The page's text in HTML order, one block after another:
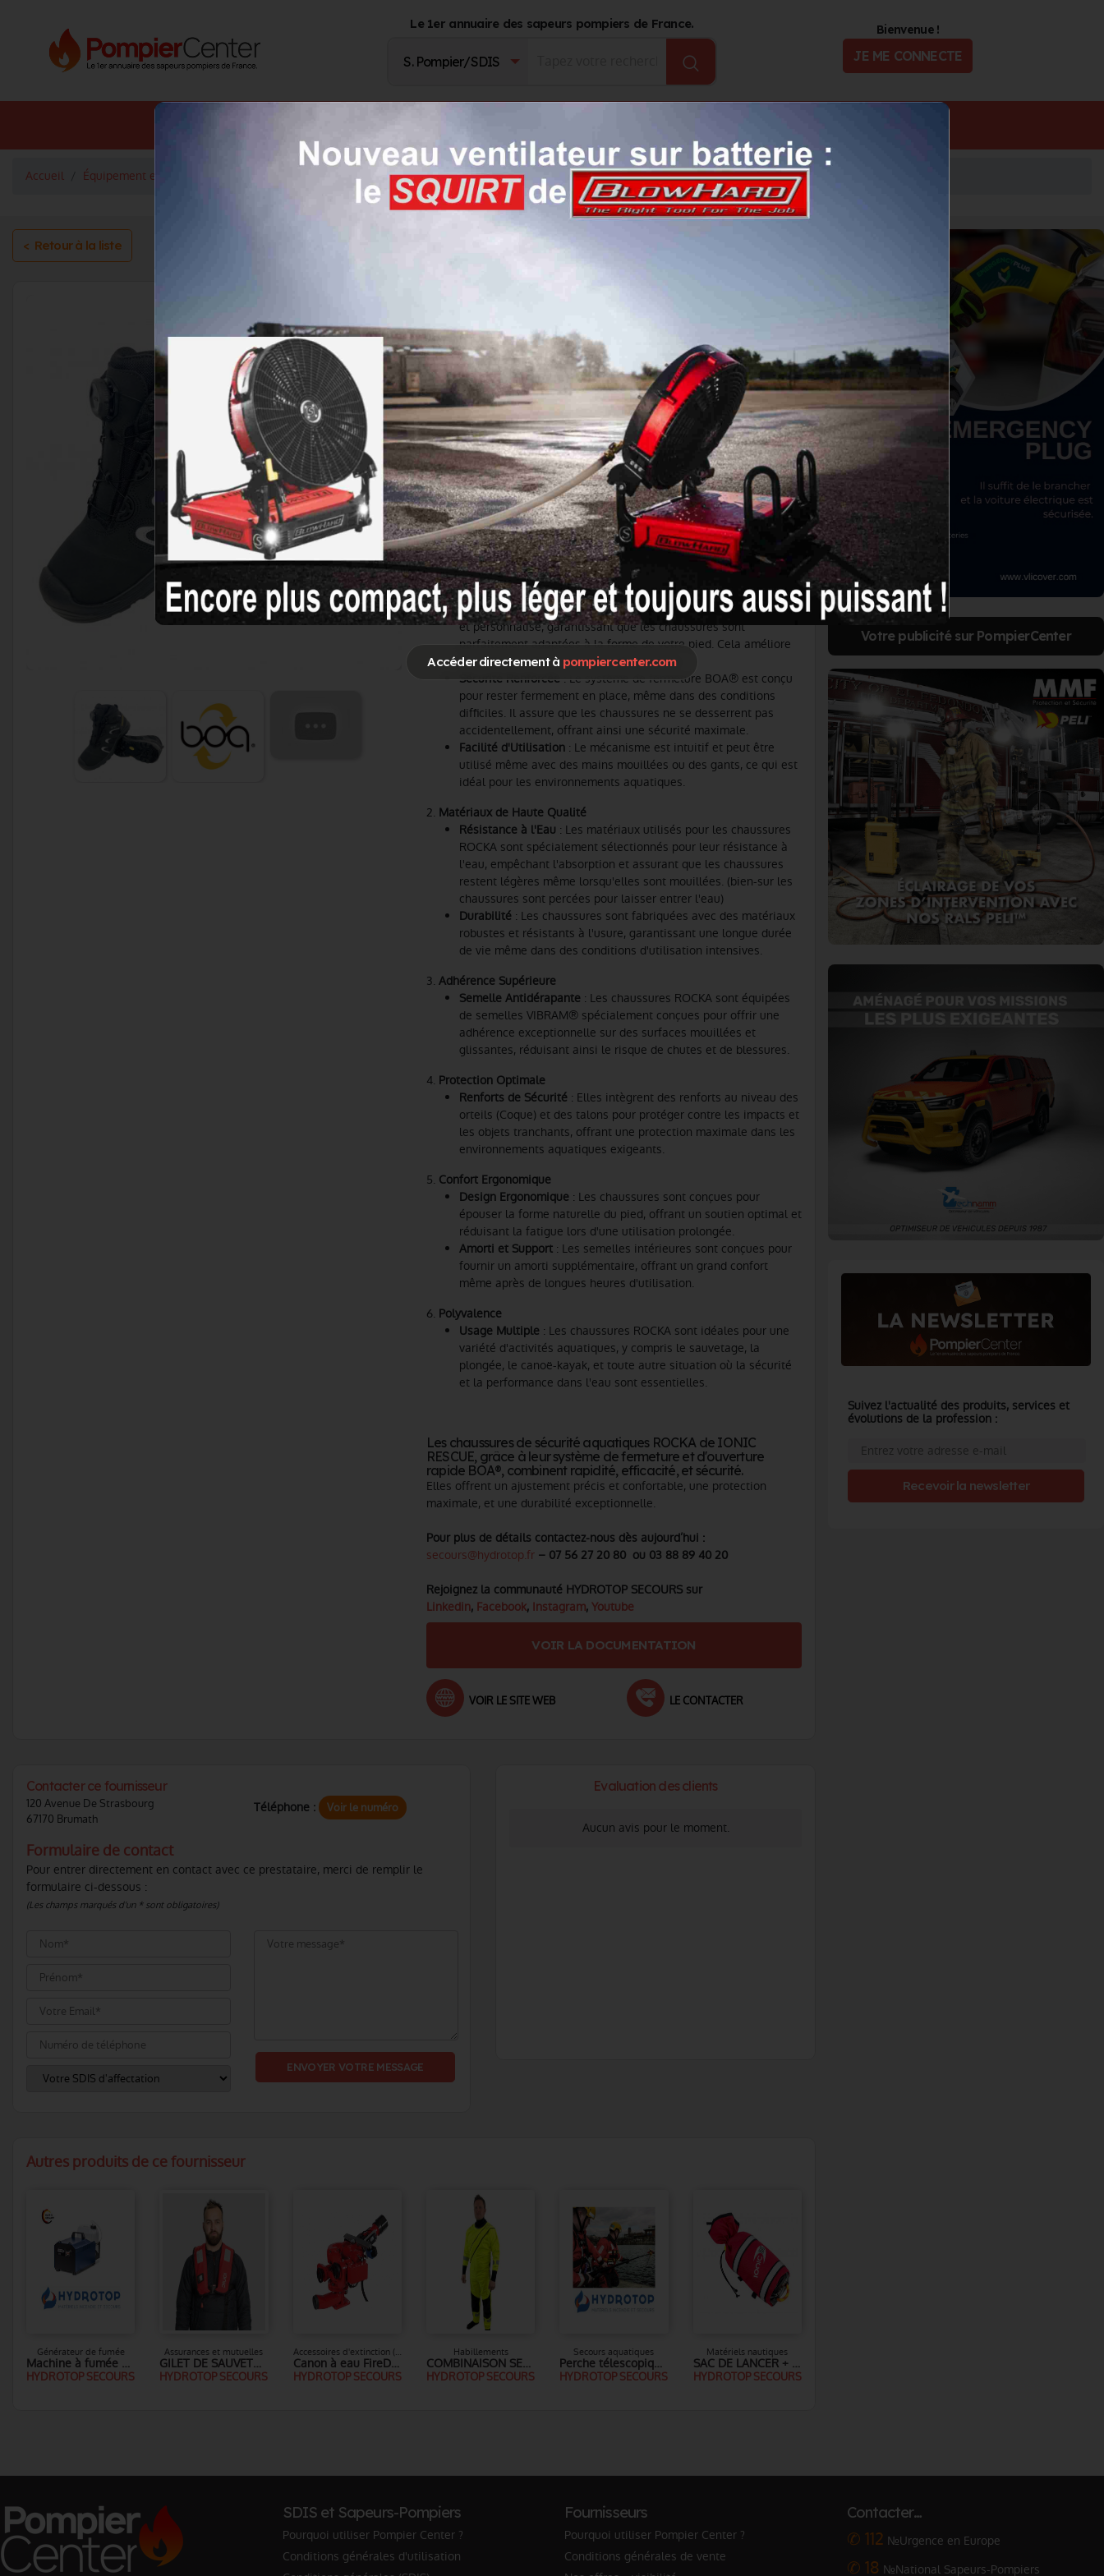
Accéder directement à pompiercenter.com
Le 1er annuaire des sapeurs pompiers de France. Bienvenue !
JE ME CONNECTE
Accueil Équipement et services Chaussures de sécurité aquatiques ROCKA IONIC - Système BOA
< Retour à la liste
Chaussures de sécurité aquatiques ROCKA
IONIC - Système BOA
Leschaussures de sécurité aquatiques ROCKAde la marque IONIC
RESCUE sont spécialement conçues pour répondre aux exigences des
professionnels du sauvetage aquatiques.
Avantages des chaussures de sécurité aquatiques
ROCKA de IONIC RESCUE
1.Système de fermeture et d'ouverture rapide BOA®
Le système de fermeture BOA® est l'un des principaux atouts des
chaussures ROCKA. Voici pourquoi ce système est si avantageux :
Rapidité et Efficacité: Grâce au système BOA®, les chaussures
peuvent être ajustées rapidement et facilement. Il suffit de
tourner la molette pour obtenir un ajustement parfait, ce qui est
crucial en situation d'urgence où chaque seconde compte.
Précision et Confort: Le système permet un ajustement précis
et personnalisé, garantissant que les chaussures sont
parfaitement adaptées à la forme de votre pied. Cela améliore
le confort et réduit les points de pression.
Sécurité Renforcée : Le système de fermeture BOA® est conçu
pour rester fermement en place, même dans des conditions
difficiles. Il assure que les chaussures ne se desserrent pas
accidentellement, offrant ainsi une sécurité maximale.
Facilité d'Utilisation : Le mécanisme est intuitif et peut être
utilisé même avec des mains mouillées ou des gants, ce qui est
idéal pour les environnements aquatiques.
2. Matériaux de Haute Qualité
Résistance à l'Eau : Les matériaux utilisés pour les chaussures
ROCKA sont spécialement sélectionnés pour leur résistance à
l'eau, empêchant l'absorption et assurant que les chaussures
restent légères même lorsqu'elles sont mouillées. (bien-sur les
chaussures sont percées pour laisser entrer l'eau)
Durabilité : Les chaussures sont fabriquées avec des matériaux
robustes et résistants à l'usure, garantissant une longue durée
de vie même dans des conditions d'utilisation intensives.
3. Adhérence Supérieure
Semelle Antidérapante : Les chaussures ROCKA sont équipées
de semelles VIBRAM® spécialement conçues pour offrir une
adhérence exceptionnelle sur des surfaces mouillées et
glissantes, réduisant ainsi le risque de chutes et de blessures.
4. Protection Optimale
Renforts de Sécurité : Elles intègrent des renforts au niveau des
orteils (Coque) et des talons pour protéger contre les impacts et
les objets tranchants, offrant une protection maximale dans les
environnements aquatiques exigeants.
5. Confort Ergonomique
Design Ergonomique : Les chaussures sont conçues pour
épouser la forme naturelle du pied, offrant un soutien optimal et
réduisant la fatigue lors d'une utilisation prolongée.
Amorti et Support : Les semelles intérieures sont conçues pour
fournir un amorti supplémentaire, offrant un grand confort
même après de longues heures d'utilisation.
6. Polyvalence
Usage Multiple : Les chaussures ROCKA sont idéales pour une
variété d'activités aquatiques, y compris le sauvetage, la
plongée, le canoë-kayak, et toute autre situation où la sécurité
et la performance dans l'eau sont essentielles.
Les chaussures de sécurité aquatiques ROCKA de IONIC
RESCUE, grâce à leur système de fermeture et d'ouverture
rapide BOA®, combinent rapidité, efficacité, et sécurité.
Elles offrent un ajustement précis et confortable, une protection
maximale, et une durabilité exceptionnelle.
Pour plus de détails contactez-nous dès aujourd’hui :
secours@hydrotop.fr – 07 56 27 20 80 ou 03 88 89 40 20
Rejoignez la communauté HYDROTOP SECOURS sur
Linkedin, Facebook, Instagram, Youtube
VOIR LA DOCUMENTATION
VOIR LE SITE WEB LE CONTACTER
Contacter ce fournisseur
120 Avenue De Strasbourg
67170 Brumath
Téléphone : Voir le numéro
Formulaire de contact
Pour entrer directement en contact avec ce prestataire, merci de remplir le
formulaire ci-dessous :
(Les champs marqués d'un * sont obligatoires)
Evaluation des clients
Aucun avis pour le moment.
Autres produits de ce fournisseur
Générateur de fumée
Machine à fumée 2600 W - Viper 2.6
HYDROTOP SECOURS
Assurances et mutuelles
GILET DE SAUVETAGE AUTOMATIQUE IONIC SEAFIT advantage 300N
HYDROTOP SECOURS
Accessoires d'extinction (tuyaux, lances, robinets, raccords)
Canon à eau FireDos
HYDROTOP SECOURS
Habillements
COMBINAISON SECHE / ETANCHE - CYCLONE RESPONDER 2
HYDROTOP SECOURS
Secours aquatiques
Perche télescopique de sauvetage aquatique / animaux / NAC
HYDROTOP SECOURS
Matériels nautiques
SAC DE LANCER + CORDE 15m, 20m ou 25m - IONIC THROWLINE
HYDROTOP SECOURS
Votre publicité sur PompierCenter
Suivez l'actualité des produits, services et
évolutions de la profession :
Recevoir la newsletter
SDIS et Sapeurs-Pompiers
Pourquoi utiliser Pompier Center ?
Conditions générales d'utilisation
Fournisseurs
Pourquoi utiliser Pompier Center ?
Conditions générales de vente
Contacter…
✆ 112 №Urgence en Europe
✆ 18 №National Sapeurs-Pompiers